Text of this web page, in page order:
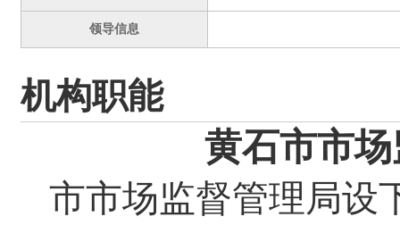
领导信息
机构职能
黄石市市
市市场监督管理局设